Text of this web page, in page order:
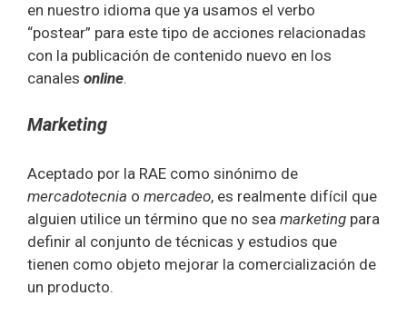
en nuestro idioma que ya usamos el verbo
“postear” para este tipo de acciones relacionadas
con la publicación de contenido nuevo en los
canales online.
Marketing
Aceptado por la RAE como sinónimo de
mercadotecnia o mercadeo, es realmente difícil que
alguien utilice un término que no sea marketing para
definir al conjunto de técnicas y estudios que
tienen como objeto mejorar la comercialización de
un producto.